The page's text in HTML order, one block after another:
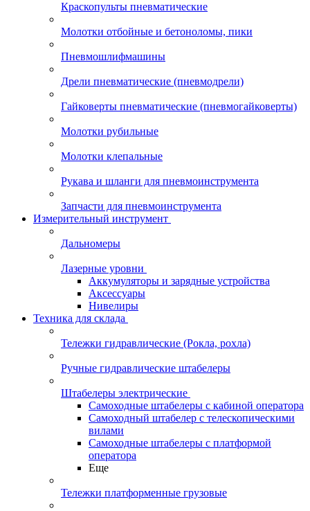
Краскопульты пневматические
Молотки отбойные и бетоноломы, пики
Пневмошлифмашины
Дрели пневматические (пневмодрели)
Гайковерты пневматические (пневмогайковерты)
Молотки рубильные
Молотки клепальные
Рукава и шланги для пневмоинструмента
Запчасти для пневмоинструмента
Измерительный инструмент
Дальномеры
Лазерные уровни
Аккумуляторы и зарядные устройства
Аксессуары
Нивелиры
Техника для склада
Тележки гидравлические (Рокла, рохла)
Ручные гидравлические штабелеры
Штабелеры электрические
Самоходные штабелеры с кабиной оператора
Самоходный штабелер с телескопическими
вилами
Самоходные штабелеры с платформой
оператора
Еще
Тележки платформенные грузовые